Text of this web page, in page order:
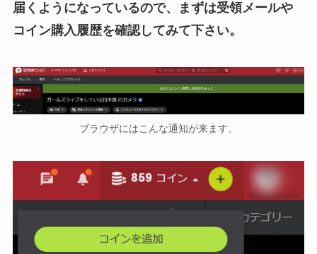
届くようになっているので、まずは受領メールや
コイン購入履歴を確認してみて下さい。
ブラウザにはこんな通知が来ます。